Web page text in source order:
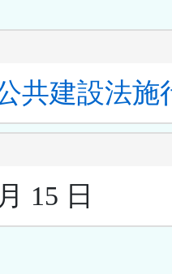
共建設法施
15 日